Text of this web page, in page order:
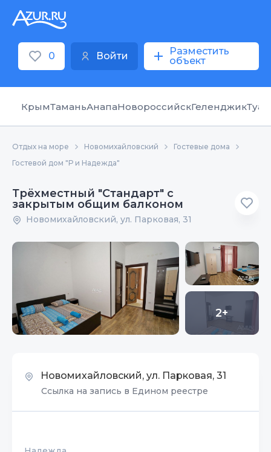
0 Войти
Разместить
объект
КрымТаманьАнапаНовороссийскГеленджик
Отдых на море Новомихайловский
Гостевые дома
Гостевой дом "Р и Надежда"
Трёхместный "Стандарт" с
закрытым общим балконом
Новомихайловский, ул. Парковая, 31
2+
Новомихайловский, ул. Парковая, 31
Ссылка на запись в Едином реестре